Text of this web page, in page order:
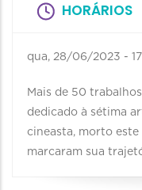
HORÁRIOS
qua, 28/06/2023 -
Mais de 50
dedicado à sétima
cineasta, morto
marcaram sua